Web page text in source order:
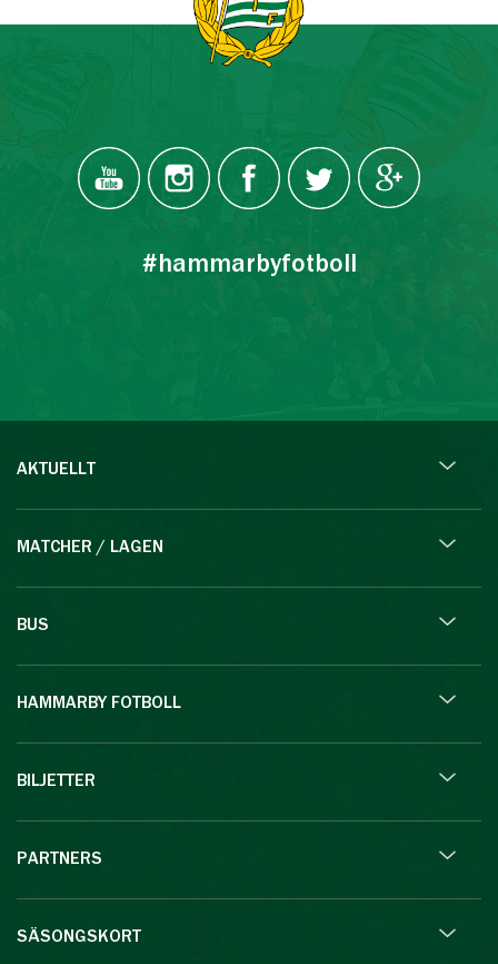
#hammarbyfotboll
AKTUELLT
MATCHER / LAGEN
BUS
HAMMARBY FOTBOLL
BILJETTER
PARTNERS
SÄSONGSKORT